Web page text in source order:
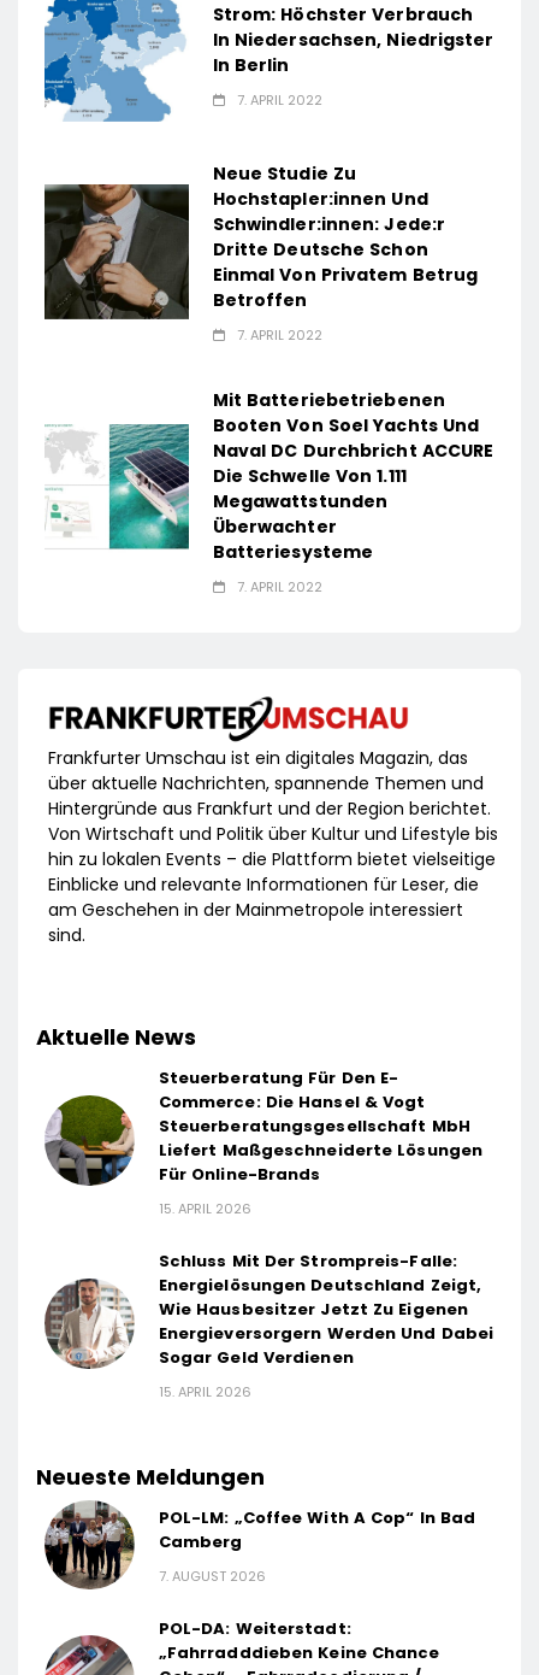
Strom: Höchster Verbrauch
In Niedersachsen, Niedrigster
In Berlin
7. APRIL 2022
Neue Studie Zu
Hochstapler:innen Und
Schwindler:innen: Jede:r
Dritte Deutsche Schon
Einmal Von Privatem Betrug
Betroffen
7. APRIL 2022
Mit Batteriebetriebenen
Booten Von Soel Yachts Und
Naval DC Durchbricht ACCURE
Die Schwelle Von 1.111
Megawattstunden
Überwachter
Batteriesysteme
7. APRIL 2022
Frankfurter Umschau ist ein digitales Magazin, das
über aktuelle Nachrichten, spannende Themen und
Hintergründe aus Frankfurt und der Region berichtet.
Von Wirtschaft und Politik über Kultur und Lifestyle bis
hin zu lokalen Events – die Plattform bietet vielseitige
Einblicke und relevante Informationen für Leser, die
am Geschehen in der Mainmetropole interessiert
sind.
Aktuelle News
Steuerberatung Für Den E-
Commerce: Die Hansel & Vogt
Steuerberatungsgesellschaft MbH
Liefert Maßgeschneiderte Lösungen
Für Online-Brands
15. APRIL 2026
Schluss Mit Der Strompreis-Falle:
Energielösungen Deutschland Zeigt,
Wie Hausbesitzer Jetzt Zu Eigenen
Energieversorgern Werden Und Dabei
Sogar Geld Verdienen
15. APRIL 2026
Neueste Meldungen
POL-LM: „Coffee With A Cop“ In Bad
Camberg
7. AUGUST 2026
POL-DA: Weiterstadt:
„Fahrradddieben Keine Chance